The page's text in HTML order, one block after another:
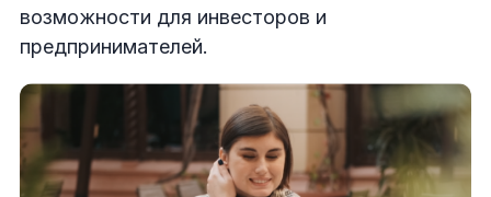
возможности для инвесторов и
предпринимателей.